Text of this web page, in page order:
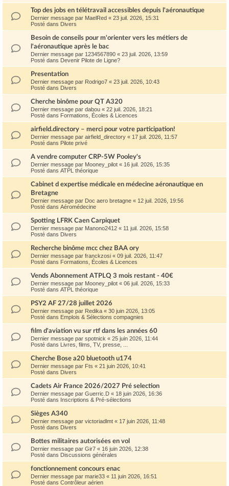
Top des jobs en télétravail accessibles depuis l'aéronautique
Dernier message par MaelRed « 23 juil. 2026, 15:31
Posté dans Divers
Besoin de conseils pour m'orienter vers les métiers de
l'aéronautique après le bac
Dernier message par 1234567890 « 23 juil. 2026, 13:59
Posté dans Devenir Pilote de Ligne?
Presentation
Dernier message par Rodrigo7 « 23 juil. 2026, 10:43
Posté dans Divers
Cherche binôme pour QT A320
Dernier message par dabou « 22 juil. 2026, 18:21
Posté dans Formations, Écoles & Licences
airfield.directory – merci pour votre participation!
Dernier message par airfield_directory « 17 juil. 2026, 11:57
Posté dans Pilote privé
A vendre computer CRP-5W Pooley's
Dernier message par Mooney_pilot « 16 juil. 2026, 15:35
Posté dans ATPL théorique
Cabinet d expertise médicale en médecine aéronautique en
Bretagne
Dernier message par Doc aero bretagne « 12 juil. 2026, 19:56
Posté dans Aéromédecine
Spotting LFRK Caen Carpiquet
Dernier message par Manono2412 « 11 juil. 2026, 15:58
Posté dans Divers
Recherche binôme mcc chez BAA ory
Dernier message par franckzosi « 09 juil. 2026, 11:47
Posté dans Formations, Écoles & Licences
Vends Abonnement ATPLQ 3 mois restant - 40€
Dernier message par Mooney_pilot « 06 juil. 2026, 15:33
Posté dans ATPL théorique
PSY2 AF 27/28 juillet 2026
Dernier message par Redika « 30 juin 2026, 13:05
Posté dans Emplois & Sélections compagnies
film d'aviation vu sur rtf dans les années 60
Dernier message par spotnick « 25 juin 2026, 11:44
Posté dans Livres, films, TV, presse, ...
Cherche Bose a20 bluetooth u174
Dernier message par Fts « 21 juin 2026, 10:41
Posté dans Divers
Cadets Air France 2026/2027 Pré selection
Dernier message par Guerric.D « 18 juin 2026, 16:36
Posté dans Inscriptions & Pré-sélections
Sièges A340
Dernier message par victoriadlmt « 17 juin 2026, 11:48
Posté dans Divers
Bottes militaires autorisées en vol
Dernier message par Gir7 « 16 juin 2026, 12:38
Posté dans Discussions générales
fonctionnement concours enac
Dernier message par marie33 « 11 juin 2026, 16:51
Posté dans Contrôleur aérien